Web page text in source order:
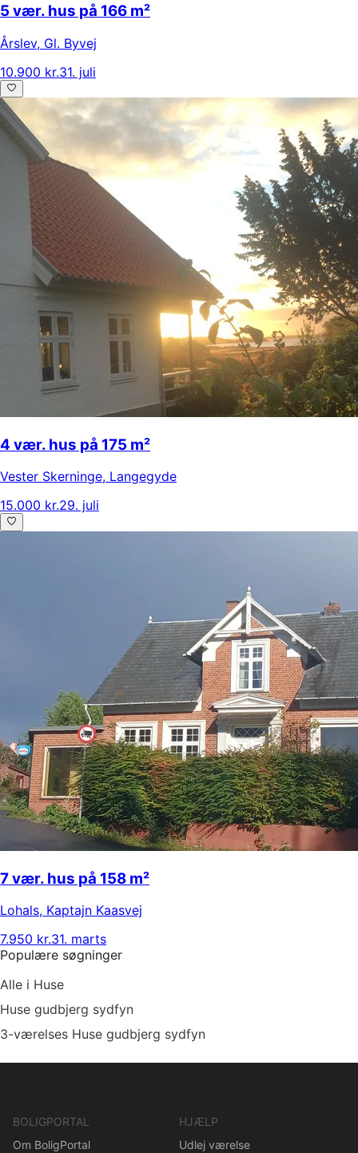
5 vær. hus på 166 m²
Årslev, Gl. Byvej
10.900 kr.31. juli
4 vær. hus på 175 m²
Vester Skerninge, Langegyde
15.000 kr.29. juli
7 vær. hus på 158 m²
Lohals, Kaptajn Kaasvej
7.950 kr.31. marts
Populære søgninger
Alle i Huse
Huse gudbjerg sydfyn
3-værelses Huse gudbjerg sydfyn
BOLIGPORTAL
Om BoligPortal
HJÆLP
Udlej værelse